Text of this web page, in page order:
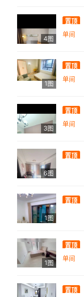
4图
置顶
单间
1图
置顶
单间
3图
置顶
单间
6图
置顶
1图
置顶
1图
置顶
单间
置顶